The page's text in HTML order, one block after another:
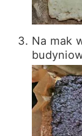
Na mak